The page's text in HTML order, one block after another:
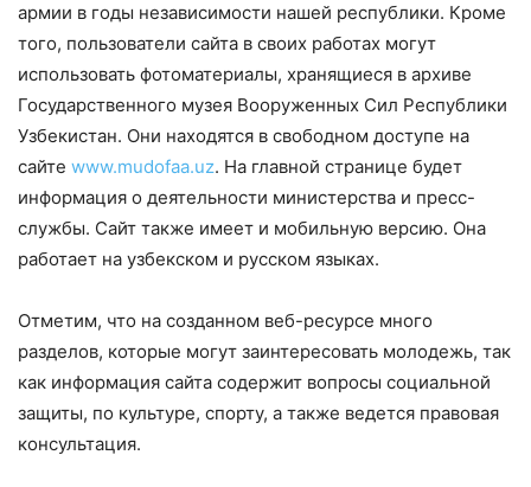
армии в годы независимости нашей республики. Кроме
того, пользователи сайта в своих работах могут
использовать фотоматериалы, хранящиеся в архиве
Государственного музея Вооруженных Сил Республики
Узбекистан. Они находятся в свободном доступе на
сайте www.mudofaa.uz. На главной странице будет
информация о деятельности министерства и пресс-
службы. Сайт также имеет и мобильную версию. Она
работает на узбекском и русском языках.
Отметим, что на созданном веб-ресурсе много
разделов, которые могут заинтересовать молодежь, так
как информация сайта содержит вопросы социальной
защиты, по культуре, спорту, а также ведется правовая
консультация.